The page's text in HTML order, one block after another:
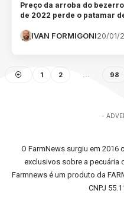
Preço da arroba do
de 2022 perde o patamar
IVAN FORMIGONI20/01/
1 2 … 98
-
O FarmNews surgiu em
exclusivos sobre a pecuária
Farmnews é um produto da
CNPJ